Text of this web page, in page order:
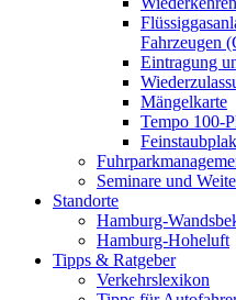
Fahrzeugen
Eintragung
Mängelkarte
Tempo 100-
Seminare und
Standorte
Hamburg-
Hamburg-Hoheluft
Tipps & Ratgeber
Verkehrslexikon